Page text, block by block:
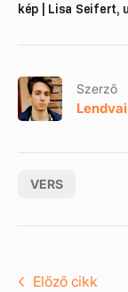
kép | Lisa Seifert,
Szerző
VERS
Előző cikk